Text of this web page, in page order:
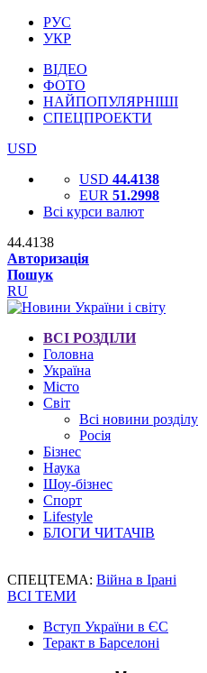
РУС
УКР
ВІДЕО
ФОТО
НАЙПОПУЛЯРНІШІ
СПЕЦПРОЕКТИ
USD
USD 44.4138
EUR 51.2998
Всі курси валют
44.4138
Авторизація
Пошук
RU
ВСІ РОЗДІЛИ
Головна
Україна
Місто
Світ
Всі новини розділу
Росія
Бізнес
Наука
Шоу-бізнес
Спорт
Lifestyle
БЛОГИ ЧИТАЧІВ
СПЕЦТЕМА: Війна в Ірані
ВСІ ТЕМИ
Вступ України в ЄС
Теракт в Барселоні